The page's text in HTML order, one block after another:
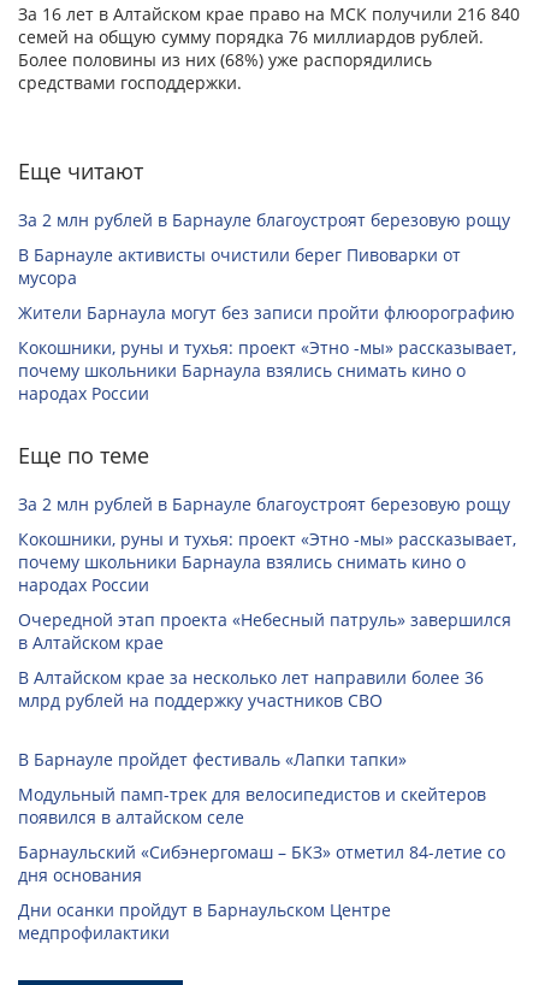
За 16 лет в Алтайском крае право на МСК получили 216 840
семей на общую сумму порядка 76 миллиардов рублей.
Более половины из них (68%) уже распорядились
средствами господдержки.
Еще читают
За 2 млн рублей в Барнауле благоустроят березовую рощу
В Барнауле активисты очистили берег Пивоварки от
мусора
Жители Барнаула могут без записи пройти флюорографию
Кокошники, руны и тухья: проект «Этно -мы» рассказывает,
почему школьники Барнаула взялись снимать кино о
народах России
Еще по теме
За 2 млн рублей в Барнауле благоустроят березовую рощу
Кокошники, руны и тухья: проект «Этно -мы» рассказывает,
почему школьники Барнаула взялись снимать кино о
народах России
Очередной этап проекта «Небесный патруль» завершился
в Алтайском крае
В Алтайском крае за несколько лет направили более 36
млрд рублей на поддержку участников СВО
В Барнауле пройдет фестиваль «Лапки тапки»
Модульный памп-трек для велосипедистов и скейтеров
появился в алтайском селе
Барнаульский «Сибэнергомаш – БКЗ» отметил 84-летие со
дня основания
Дни осанки пройдут в Барнаульском Центре
медпрофилактики